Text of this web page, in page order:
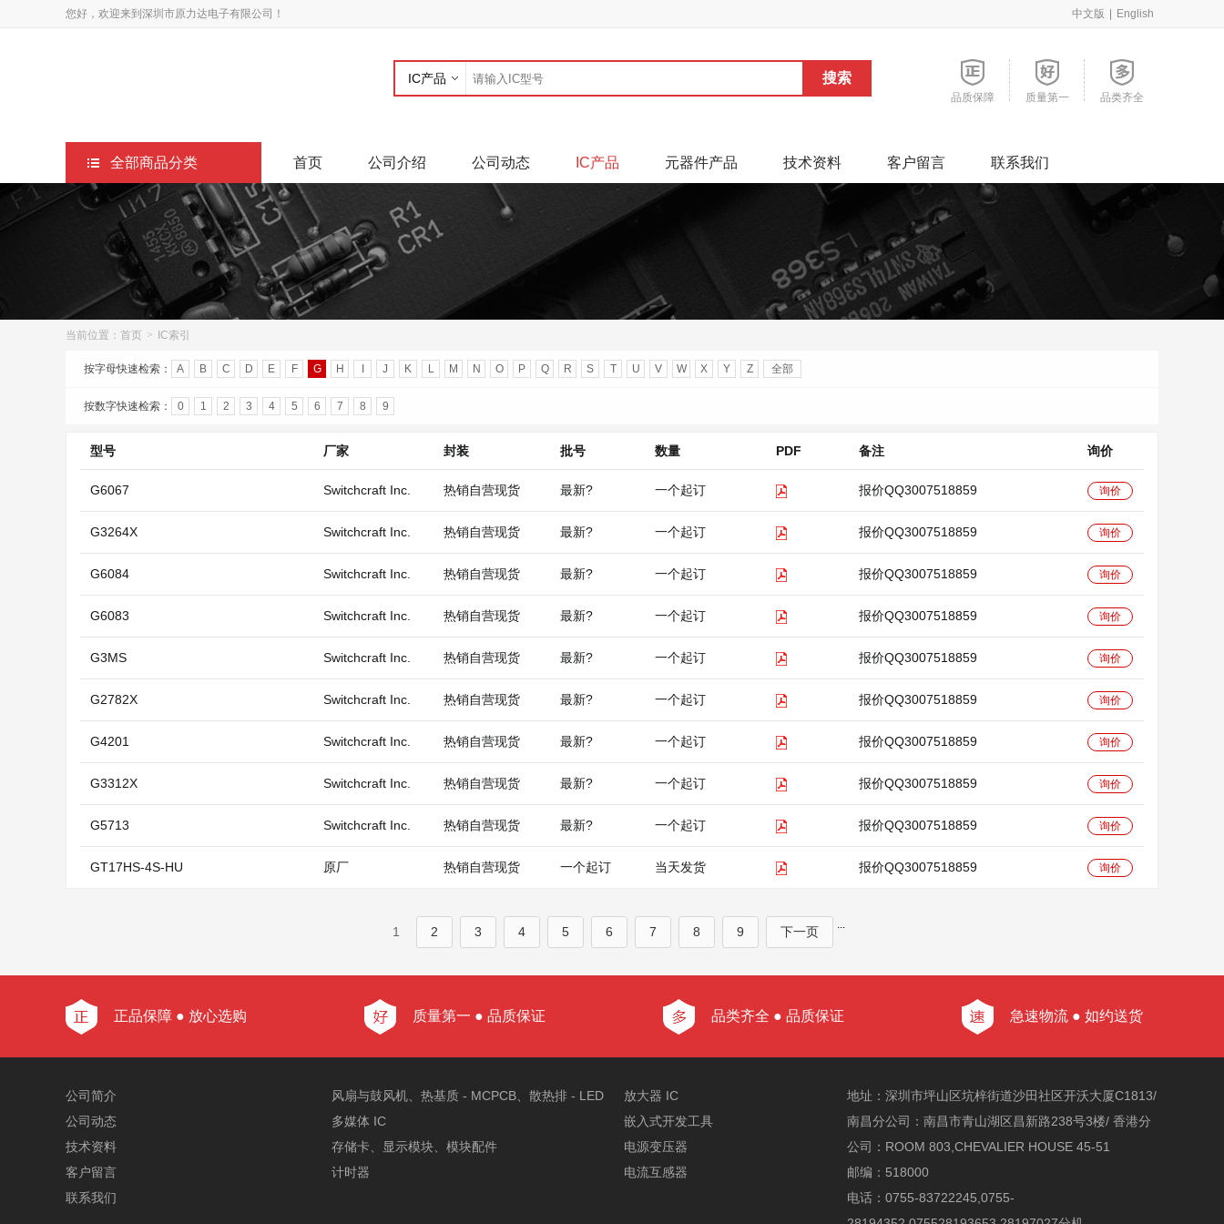
您好，欢迎来到深圳市原力达电子有限公司！ 中文版 English
IC产品
品质保障 质量第一 品类齐全
全部商品分类 首页 公司介绍 公司动态 IC产品 元器件产品 技术资料 客户留言 联系我们
当前位置： 首页 > IC索引
按字母快速检索： A B C D E F G H J K L M N O P Q R S T U V W X Y Z 全部
按数字快速检索： 0 1 2 3 4 5 6 7 8 9
型号 厂家 封装 批号 数量 PDF 备注 询价
G6067 Switchcraft Inc. 热销自营现货 最新? 一个起订 报价QQ3007518859 询价
G3264X Switchcraft Inc. 热销自营现货 最新? 一个起订 报价QQ3007518859 询价
G6084 Switchcraft Inc. 热销自营现货 最新? 一个起订 报价QQ3007518859 询价
G6083 Switchcraft Inc. 热销自营现货 最新? 一个起订 报价QQ3007518859 询价
G3MS Switchcraft Inc. 热销自营现货 最新? 一个起订 报价QQ3007518859 询价
G2782X Switchcraft Inc. 热销自营现货 最新? 一个起订 报价QQ3007518859 询价
G4201 Switchcraft Inc. 热销自营现货 最新? 一个起订 报价QQ3007518859 询价
G3312X Switchcraft Inc. 热销自营现货 最新? 一个起订 报价QQ3007518859 询价
G5713 Switchcraft Inc. 热销自营现货 最新? 一个起订 报价QQ3007518859 询价
GT17HS-4S-HU 原厂 热销自营现货 一个起订 当天发货 报价QQ3007518859 询价
1 2 3 4 5 6 7 8 9 ...
下一页
正品保障 ● 放心选购 质量第一 ● 品质保证 品类齐全 ● 品质保证 急速物流 ● 如约送货
公司简介
公司动态
技术资料
客户留言
联系我们
风扇与鼓风机、热基质 - MCPCB、散热排 - LED
多媒体 IC
存储卡、显示模块、模块配件
计时器
放大器 IC
嵌入式开发工具
电源变压器
电流互感器
地址：深圳市坪山区坑梓街道沙田社区开沃大厦C1813/
南昌分公司：南昌市青山湖区昌新路238号3楼/ 香港分
公司：ROOM 803,CHEVALIER HOUSE 45-51
邮编：518000
电话：0755-83722245,0755-